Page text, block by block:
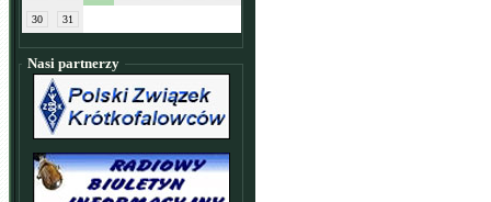
30 31
Nasi partnerzy